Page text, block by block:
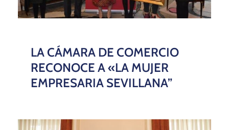
LA CÁMARA DE COMERCIO
RECONOCE A «LA MUJER
EMPRESARIA SEVILLANA”